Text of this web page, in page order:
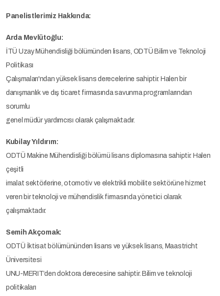
Panelistlerimiz Hakkında:
Arda Mevlütoğlu:
İTÜ Uzay Mühendisliği bölümünden lisans, ODTÜ Bilim ve Teknoloji
Politikası
Çalışmaları'ndan yüksek lisans derecelerine sahiptir. Halen bir
danışmanlık ve dış ticaret firmasında savunma programlarından
sorumlu
genel müdür yardımcısı olarak çalışmaktadır.
Kubilay Yıldırım:
ODTÜ Makine Mühendisliği bölümü lisans diplomasına sahiptir. Halen
çeşitli
imalat sektörlerine, otomotiv ve elektrikli mobilite sektörüne hizmet
veren bir teknoloji ve mühendislik firmasında yönetici olarak
çalışmaktadır.
Semih Akçomak:
ODTÜ İktisat bölümününden lisans ve yüksek lisans, Maastricht
Üniversitesi
UNU-MERIT’den doktora derecesine sahiptir. Bilim ve teknoloji
politikaları